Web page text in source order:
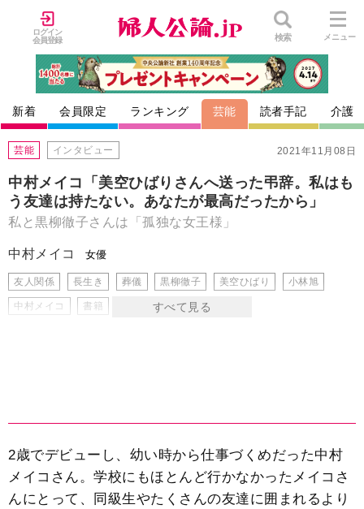
ログイン
会員登録
検索 メニュー
新着 会員限定 ランキング 芸能 読者手記 介護
2021年11月08日
芸能 インタビュー
中村メイコ「美空ひばりさんへ送った弔辞。私はも
う友達は持たない。あなたが最高だったから」
私と黒柳徹子さんは「孤独な女王様」
中村メイコ 女優
友人関係 長生き 葬儀 黒柳徹子 美空ひばり 小林旭
中村メイコ 書籍
2歳でデビューし、幼い時から仕事づくめだった中村
メイコさん。学校にもほとんど行かなかったメイコさ
んにとって、同級生やたくさんの友達に囲まれるより